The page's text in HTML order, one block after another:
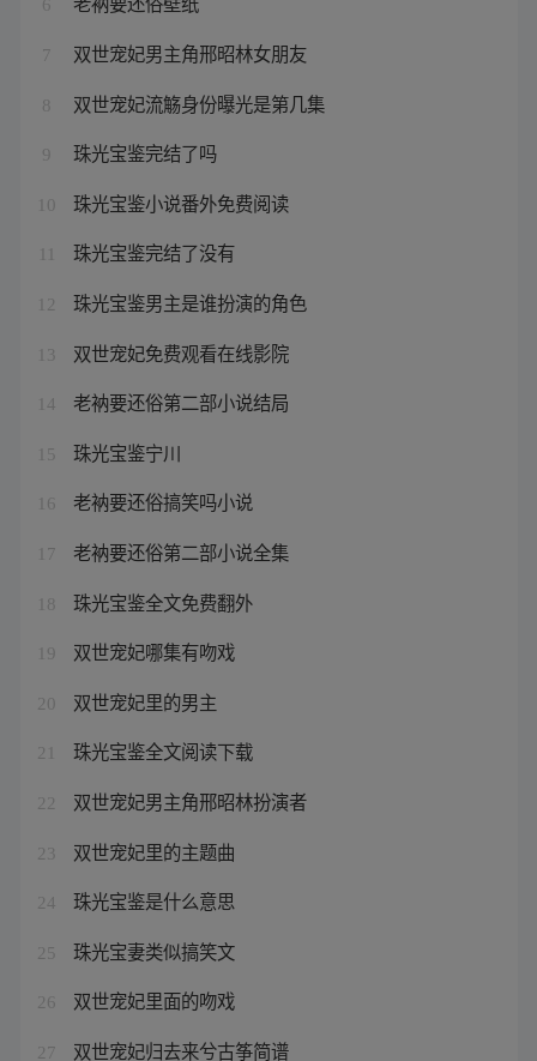
6
7 双世宠妃男主角邢昭林女朋友
8 双世宠妃流觞身份曝光是第几集
9 珠光宝鉴完结了吗
10 珠光宝鉴小说番外免费阅读
珠光宝鉴完结了没有
12 珠光宝鉴男主是谁扮演的角色
13 双世宠妃免费观看在线影院
14 老衲要还俗第二部小说结局
15 珠光宝鉴宁川
16 老衲要还俗搞笑吗小说
17 老衲要还俗第二部小说全集
18 珠光宝鉴全文免费翻外
19 双世宠妃哪集有吻戏
20 双世宠妃里的男主
21 珠光宝鉴全文阅读下载
22 双世宠妃男主角邢昭林扮演者
23 双世宠妃里的主题曲
24 珠光宝鉴是什么意思
25 珠光宝妻类似搞笑文
26 双世宠妃里面的吻戏
27 双世宠妃归去来兮古筝简谱